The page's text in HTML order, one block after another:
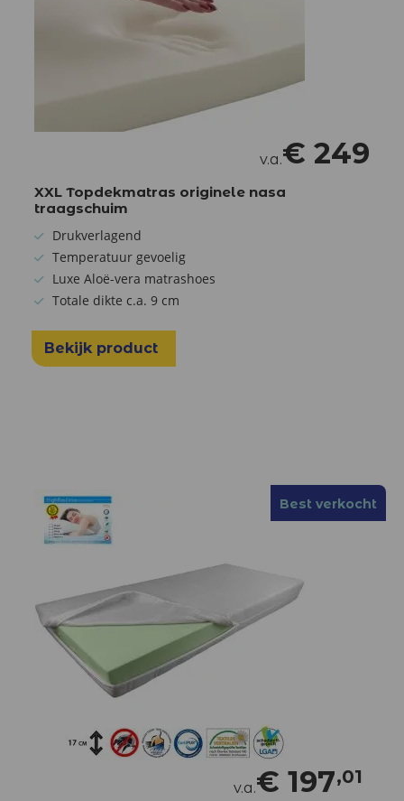
v.a.€ 249
XXL Topdekmatras originele nasa
traagschuim
Drukverlagend
Temperatuur gevoelig
Luxe Aloë-vera matrashoes
Totale dikte c.a. 9 cm
Bekijk product
Best verkocht
v.a.€ 197,01